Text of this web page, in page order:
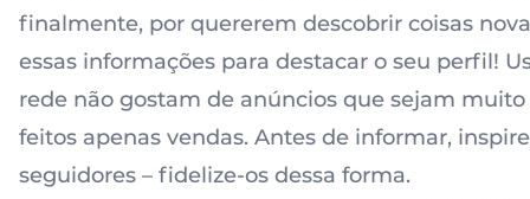
finalmente, por quererem descobrir coisas
essas informações para destacar o seu perfil!
rede não gostam de anúncios que sejam
feitos apenas vendas. Antes de informar,
seguidores – fidelize-os dessa forma.